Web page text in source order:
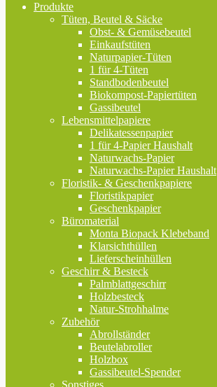
Produkte
Tüten, Beutel & Säcke
Obst- & Gemüsebeutel
Einkaufstüten
Naturpapier-Tüten
1 für 4-Tüten
Standbodenbeutel
Biokompost-Papiertüten
Gassibeutel
Lebensmittelpapiere
Delikatessenpapier
1 für 4-Papier Haushalt
Naturwachs-Papier
Naturwachs-Papier Haushalt
Floristik- & Geschenkpapiere
Floristikpapier
Geschenkpapier
Büromaterial
Monta Biopack Klebeband
Klarsichthüllen
Lieferscheinhüllen
Geschirr & Besteck
Palmblattgeschirr
Holzbesteck
Natur-Strohhalme
Zubehör
Abrollständer
Beutelabroller
Holzbox
Gassibeutel-Spender
Sonstiges